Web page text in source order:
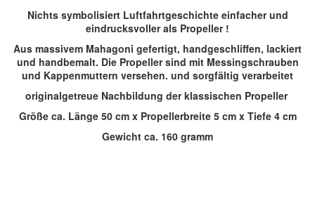
Nichts symbolisiert Luftfahrtgeschichte einfacher und
eindrucksvoller als Propeller !
Aus massivem Mahagoni gefertigt, handgeschliffen, lackiert
und handbemalt. Die Propeller sind mit Messingschrauben
und Kappenmuttern versehen. und sorgfältig verarbeitet
originalgetreue Nachbildung der klassischen Propeller
Größe ca. Länge 50 cm x Propellerbreite 5 cm x Tiefe 4 cm
Gewicht ca. 160 gramm